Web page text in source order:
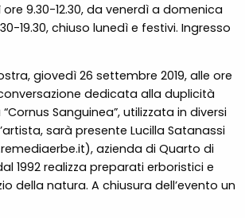
9.30-12.30, da venerdì a domenica
19.30, chiuso lunedì e festivi. Ingresso
giovedì 26 settembre 2019, alle ore
dedicata alla duplicità
Sanguinea”, utilizzata in diversi
sarà presente Lucilla Satanassi
), azienda di Quarto di
1992 realizza preparati erboristici e
della natura. A chiusura dell’evento un